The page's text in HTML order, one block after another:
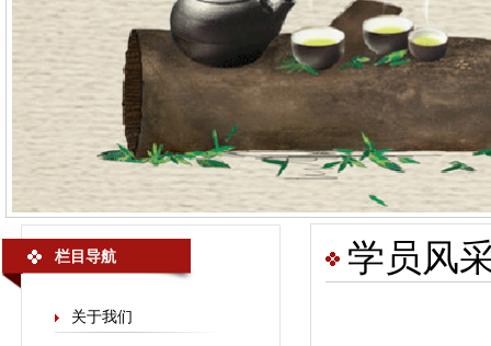
栏目导航
关于我们
学员风